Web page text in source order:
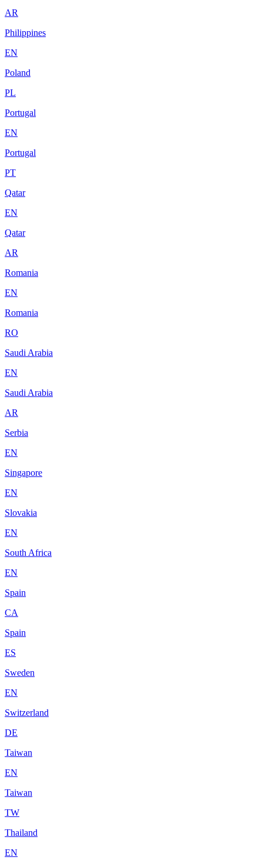
AR
Philippines
EN
Poland
PL
Portugal
EN
Portugal
PT
Qatar
EN
Qatar
AR
Romania
EN
Romania
RO
Saudi Arabia
EN
Saudi Arabia
AR
Serbia
EN
Singapore
EN
Slovakia
EN
South Africa
EN
Spain
CA
Spain
ES
Sweden
EN
Switzerland
DE
Taiwan
EN
Taiwan
TW
Thailand
EN